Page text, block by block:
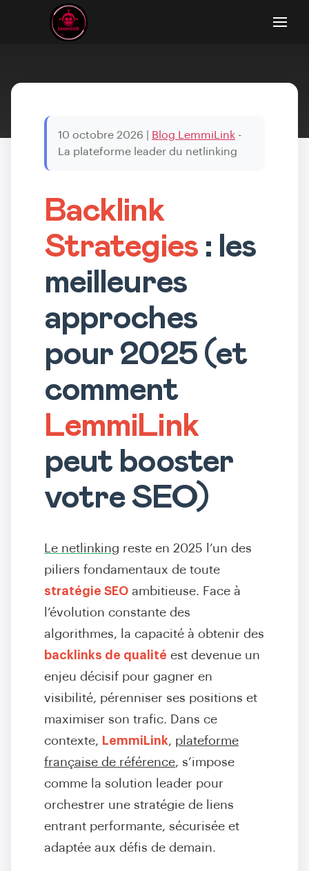
10 octobre 2026 Blog LemmiLink -
La plateforme leader du netlinking
Backlink
Strategies: les
meilleures
approches
pour 2025 (et
comment
LemmiLink
peut booster
votre SEO)
Le netlinking reste en 2025 l’un des
piliers fondamentaux de toute
stratégie SEO ambitieuse. Face à
l’évolution constante des
algorithmes, la capacité à obtenir des
backlinks de qualité est devenue un
enjeu décisif pour gagner en
visibilité, pérenniser ses positions et
maximiser son trafic. Dans ce
contexte, LemmiLink, plateforme
française de référence, s’impose
comme la solution leader pour
orchestrer une stratégie de liens
entrant performante, sécurisée et
adaptée aux défis de demain.